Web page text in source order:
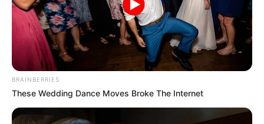
BRAINBERRIES
These Wedding Dance Moves Broke The Internet